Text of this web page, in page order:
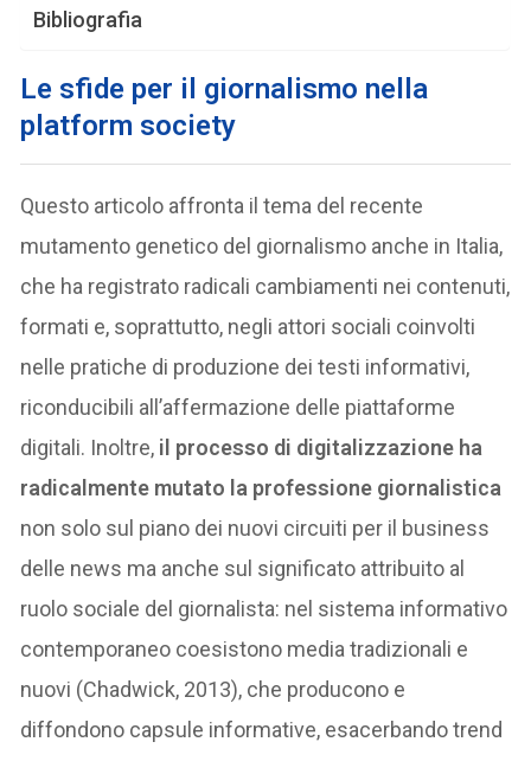
Bibliografia
Le sfide per il giornalismo nella
platform society
Questo articolo affronta il tema del recente
mutamento genetico del giornalismo anche in Italia,
che ha registrato radicali cambiamenti nei contenuti,
formati e, soprattutto, negli attori sociali coinvolti
nelle pratiche di produzione dei testi informativi,
riconducibili all’affermazione delle piattaforme
digitali. Inoltre, il processo di digitalizzazione ha
radicalmente mutato la professione giornalistica
non solo sul piano dei nuovi circuiti per il business
delle news ma anche sul significato attribuito al
ruolo sociale del giornalista: nel sistema informativo
contemporaneo coesistono media tradizionali e
nuovi (Chadwick, 2013), che producono e
diffondono capsule informative, esacerbando trend